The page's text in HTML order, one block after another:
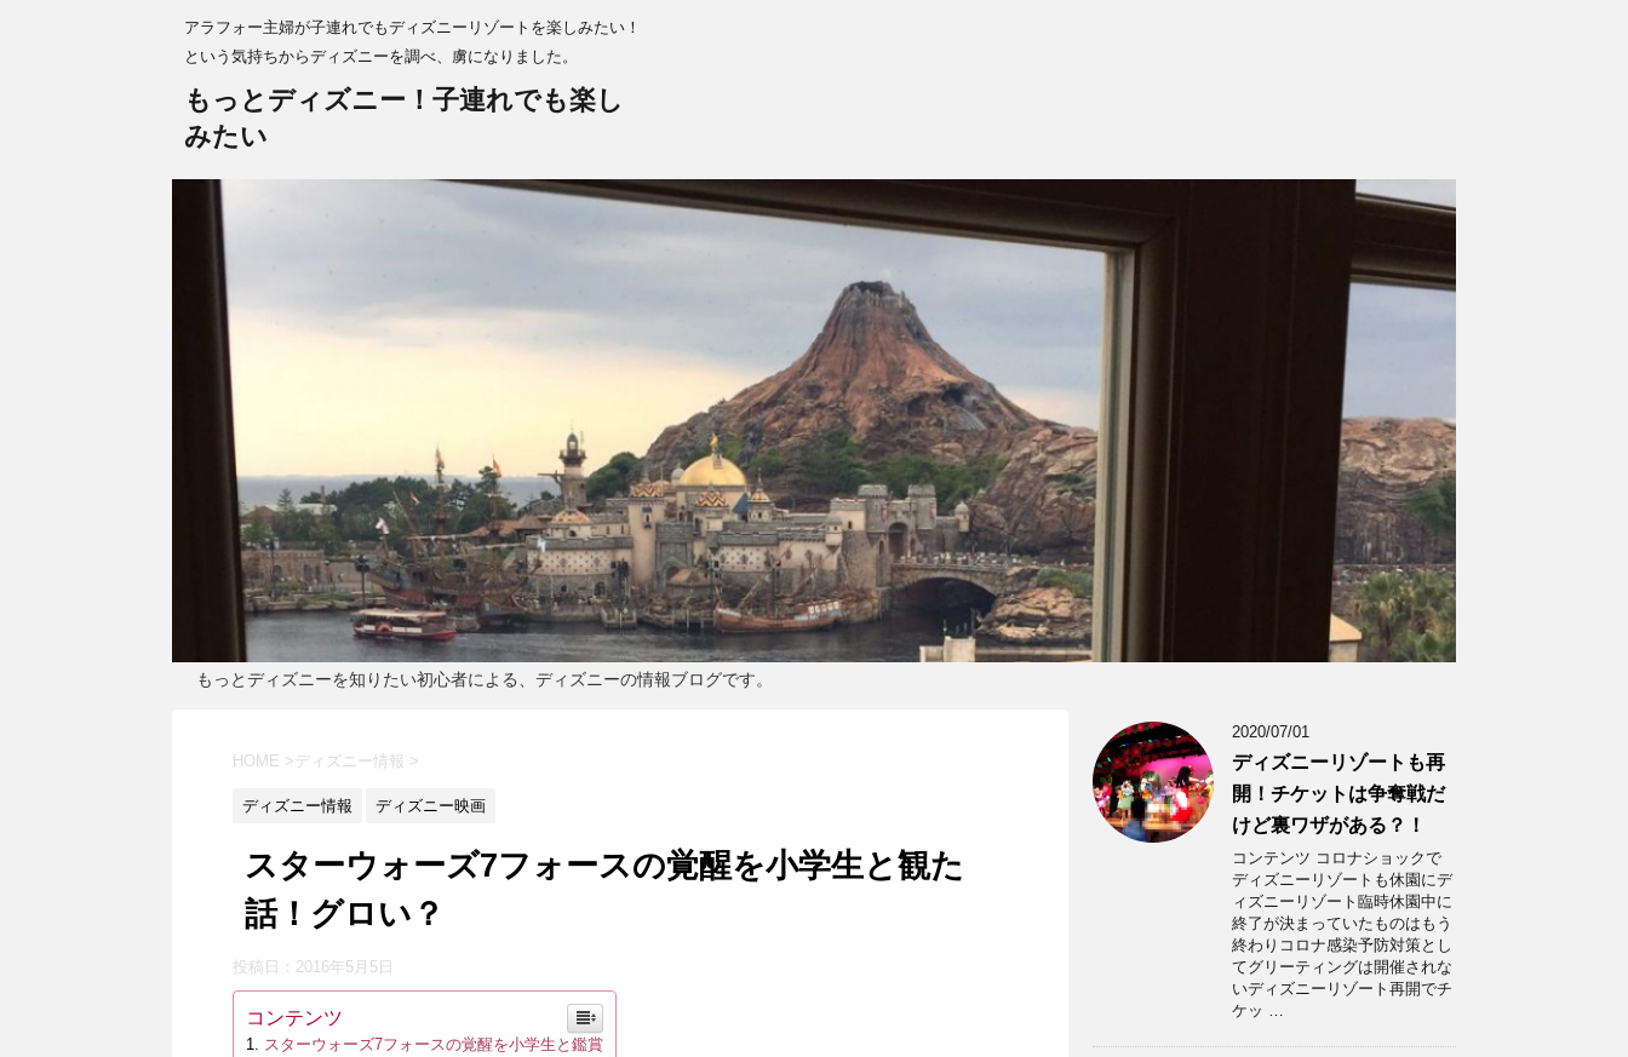
アラフォー主婦が子連れでもディズニーリゾートを楽しみたい！
という気持ちからディズニーを調べ、虜になりました。
もっとディズニー！子連れでも楽し
みたい
もっとディズニーを知りたい初心者による、ディズニーの情報ブログです。
HOME > ディズニー情報 >
ディズニー情報 ディズニー映画
スターウォーズ7フォースの覚醒を小学生と観た
話！グロい？
投稿日： 2016年5月5日
コンテンツ
スターウォーズ7フォースの覚醒を小学生と鑑賞
2020/07/01
ディズニーリゾートも再
開！チケットは争奪戦だ
けど裏ワザがある？！
コンテンツ コロナショックで
ディズニーリゾートも休園にデ
ィズニーリゾート臨時休園中に
終了が決まっていたものはもう
終わりコロナ感染予防対策とし
てグリーティングは開催されな
いディズニーリゾート再開でチ
ケッ …